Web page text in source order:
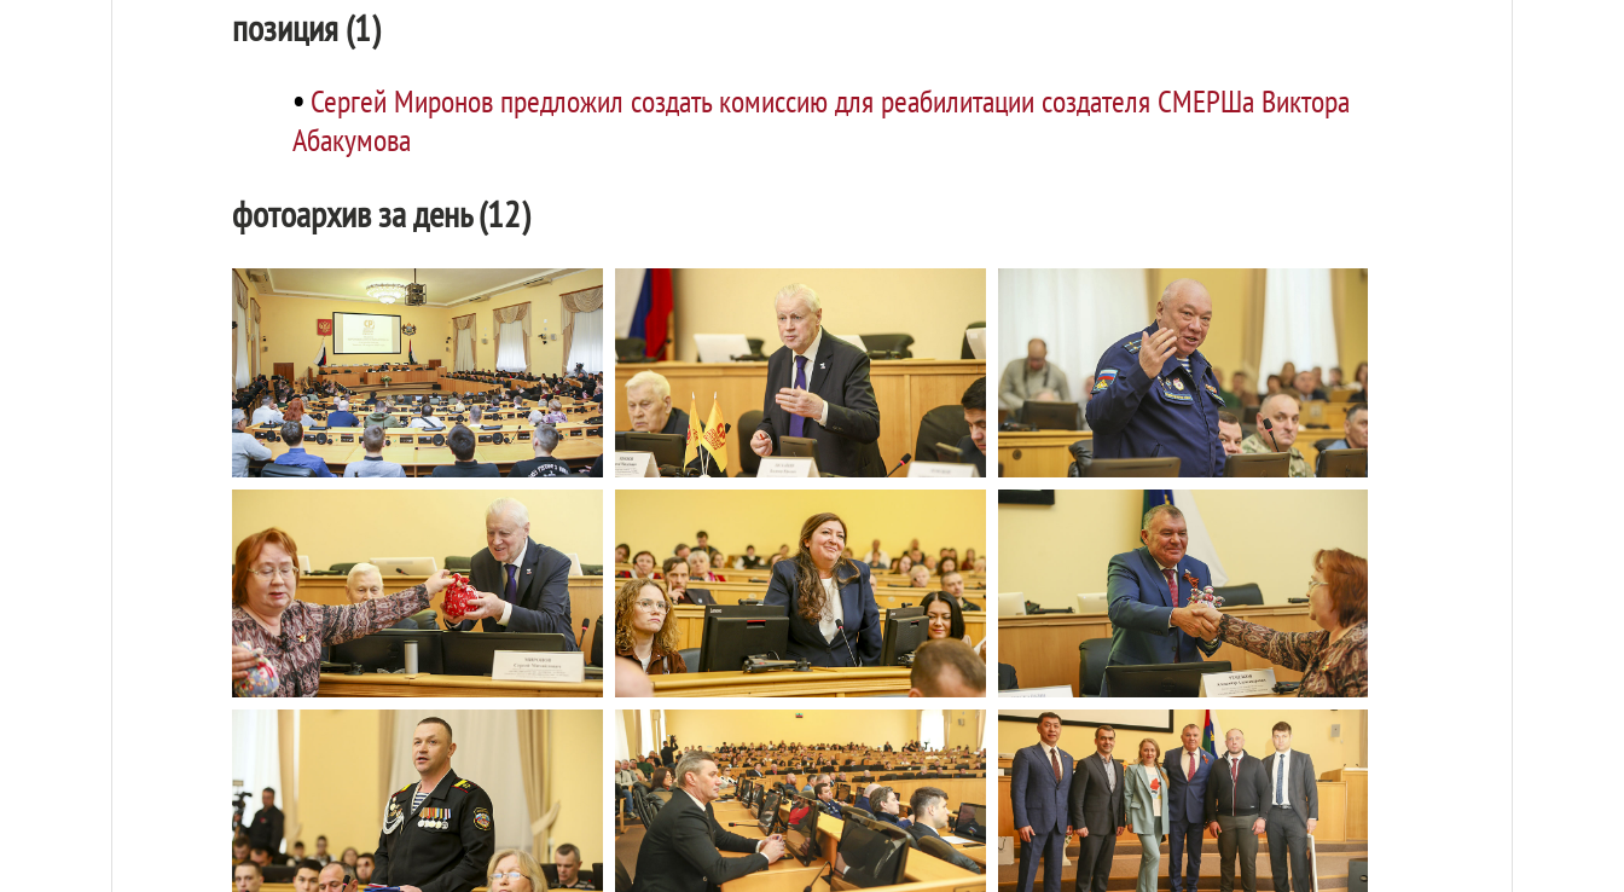
позиция (1)
• Сергей Миронов предложил создать комиссию для реабилитации создателя СМЕРШа Виктора
Абакумова
фотоархив за день (12)